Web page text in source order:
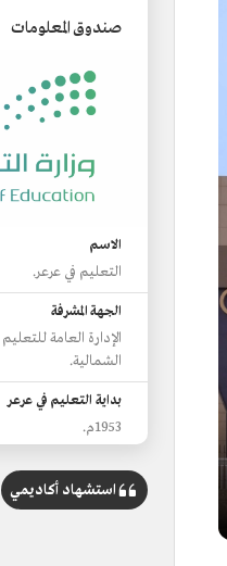
صندوق المعلومات
الاسم
التعليم في عرعر.
الجهة المشرفة
الإدارة العامة
الشمالية.
بداية التعليم في عرعر
1953م.
عدد مدارس التعليم
185 مدرسة حكومية.
استشهاد أكاديمي